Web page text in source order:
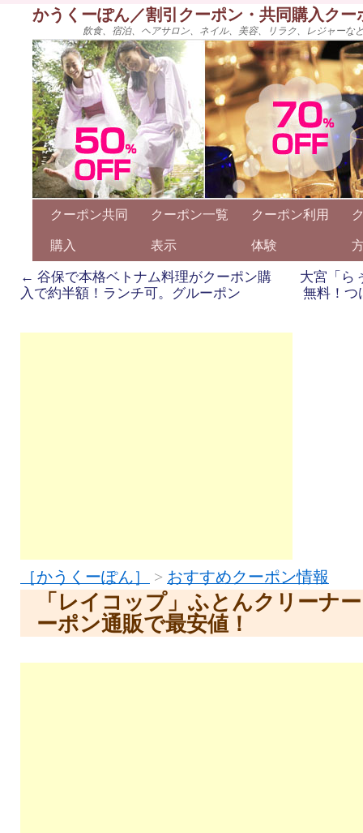
かうくーぽん／割引クーポン・共同購入ク
飲食、宿泊、ヘアサロン、ネイル、美容、リラク、レジャー
クーポン共同
購入
クーポン一覧
表示
クーポン利用
体験
← 谷保で本格ベトナム料理がクーポン購
入で約半額！ランチ可。グルーポン
大宮「ら
無料！つ
［かうくーぽん］ > おすすめクーポン情報
「レイコップ」ふとんクリーナ
ーポン通販で最安値！